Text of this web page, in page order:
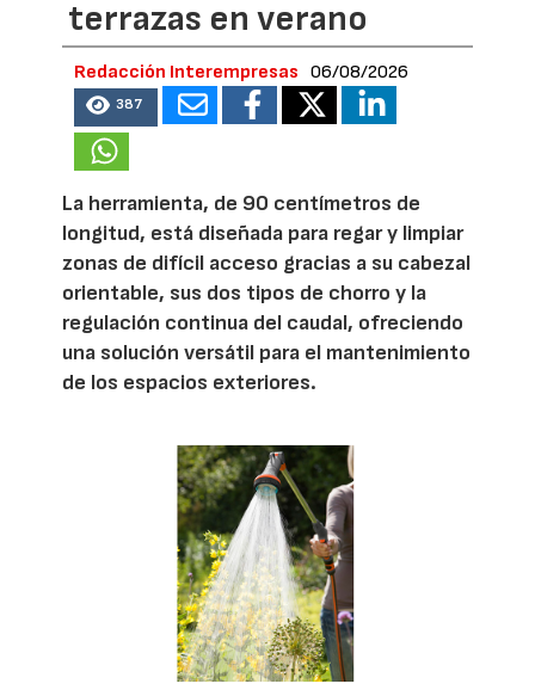
terrazas en verano
Redacción Interempresas 06/08/2026
387
La herramienta, de 90 centímetros de
longitud, está diseñada para regar y limpiar
zonas de difícil acceso gracias a su cabezal
orientable, sus dos tipos de chorro y la
regulación continua del caudal, ofreciendo
una solución versátil para el mantenimiento
de los espacios exteriores.